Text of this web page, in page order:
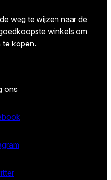
weg te wijzen naar de
winkels om
te kopen.
ons